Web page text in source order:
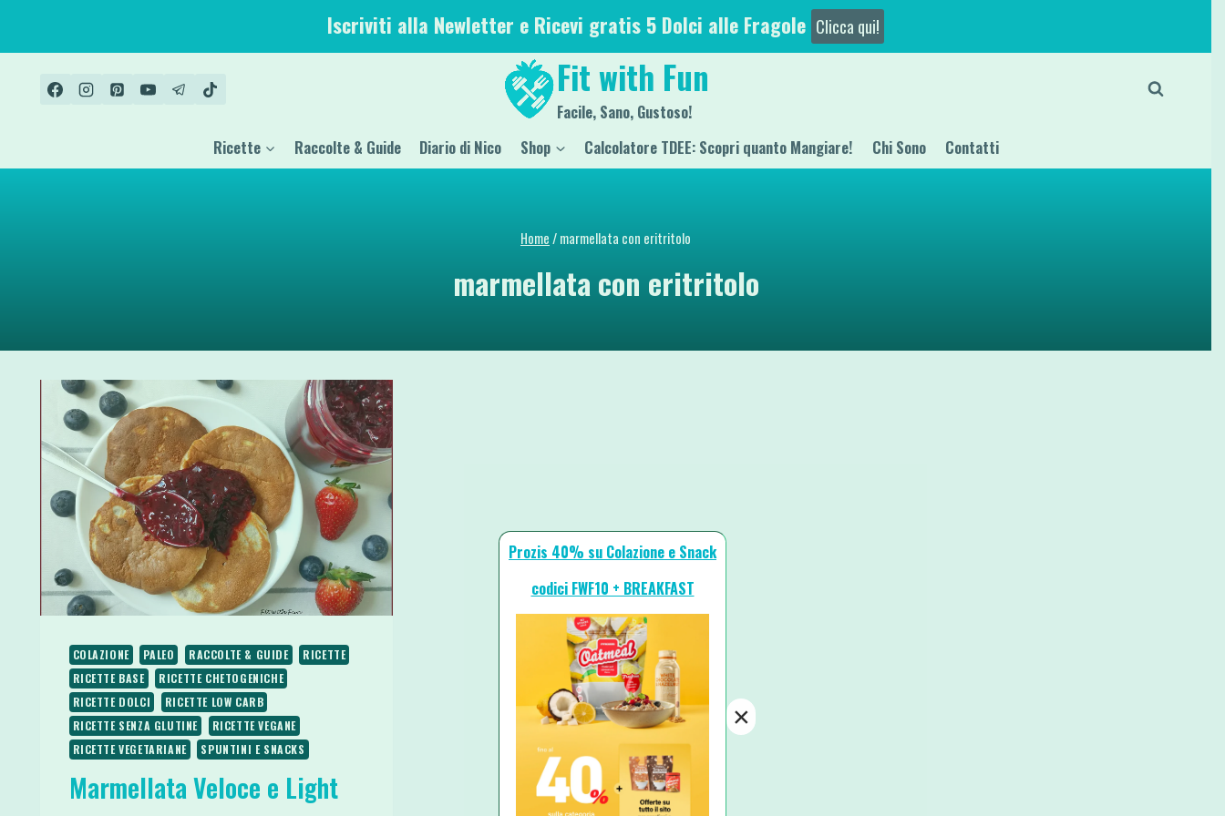
contenuto
Iscriviti alla Newletter e Ricevi gratis 5 Dolci alle Fragole Clicca qui!
Fit with Fun
Facile, Sano, Gustoso!
Ricette Raccolte & Guide Diario di Nico Shop Calcolatore TDEE: Scopri quanto Mangiare! Chi Sono Contatti
Home/marmellata con eritritolo
marmellata con eritritolo
COLAZIONE PALEO RACCOLTE & GUIDE
RICETTE
RICETTE BASE
RICETTE CHETOGENICHE
RICETTE DOLCI
RICETTE LOW CARB
RICETTE SENZA GLUTINE
RICETTE VEGANE
RICETTE VEGETARIANE
SPUNTINI E SNACKS
Marmellata Veloce e Light
Prozis 40% su Colazione e Snack
codici FWF10 + BREAKFAST
×